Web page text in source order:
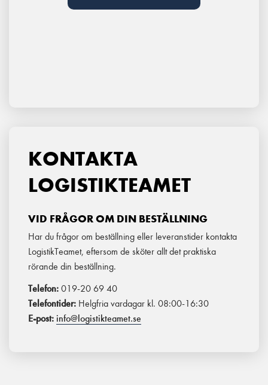
KONTAKTA
LOGISTIKTEAMET
VID FRÅGOR OM DIN BESTÄLLNING
Har du frågor om beställning eller leveranstider kontakta
LogistikTeamet, eftersom de sköter allt det praktiska
rörande din beställning.
Telefon: 019-20 69 40
Telefontider: Helgfria vardagar kl. 08:00-16:30
E-post: info@logistikteamet.se